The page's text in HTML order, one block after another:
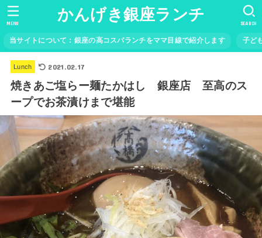
かんげき銀座ランチ
当サイトについて：銀座の高コスパランチをママ目線で紹介します 子ど
SEARCH
MENU
Lunch 2021.02.17
焼きあご塩らー麺たかはし 銀座店 至高のス
ープでお茶漬けまで堪能